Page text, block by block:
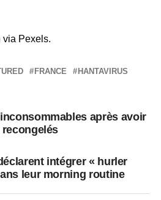
via Pexels.
FRANCE
HANTAVIRUS
après avoir
intégrer « hurler
leur morning routine